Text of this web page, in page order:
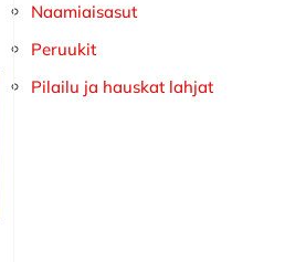
Naamiaisasut
Peruukit
Pilailu ja hauskat lahjat